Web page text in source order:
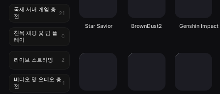
국제 서버 게임 충
전
21
친목 채팅 및 팀 플
레이
0
라이브 스트리밍 2
비디오 및 오디오 충
전
1
Star Savior BrownDust2 Genshin Impact